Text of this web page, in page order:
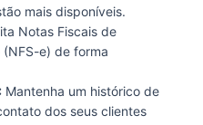
mais disponíveis.
Notas Fiscais de
e) de forma
Mantenha um histórico de
dos seus clientes